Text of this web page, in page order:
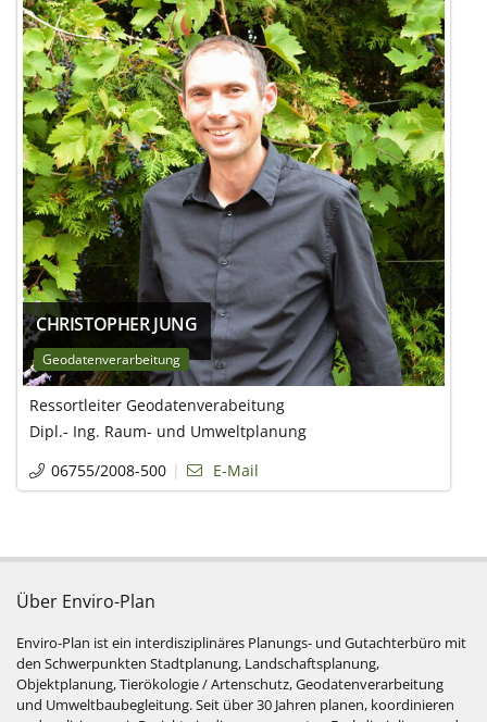
CHRISTOPHER JUNG
Geodatenverarbeitung
Ressortleiter Geodatenverabeitung
Dipl.- Ing. Raum- und Umweltplanung
06755/2008-500
E-Mail
Über Enviro-Plan
Enviro-Plan ist ein interdisziplinäres Planungs- und Gutachterbüro mit
den Schwerpunkten Stadtplanung, Landschaftsplanung,
Objektplanung, Tierökologie / Artenschutz, Geodatenverarbeitung
und Umweltbaubegleitung. Seit über 30 Jahren planen, koordinieren